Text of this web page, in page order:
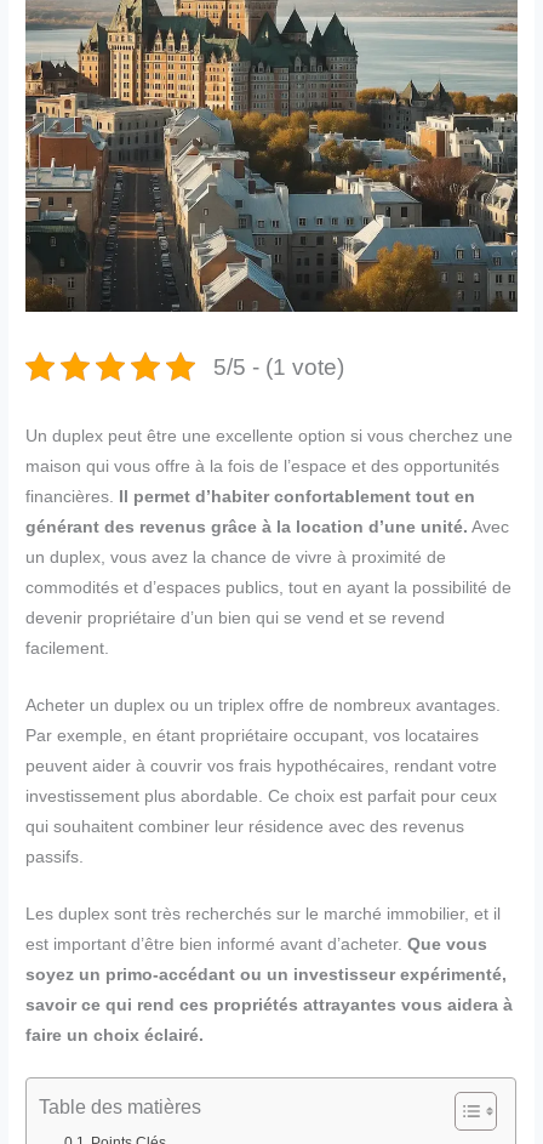
5/5 - (1 vote)
Un duplex peut être une excellente option si vous cherchez une
maison qui vous offre à la fois de l’espace et des opportunités
financières.
Il permet d’habiter confortablement tout en
générant des revenus grâce à la location d’une unité. Avec
un duplex, vous avez la chance de vivre à proximité de
commodités et d’espaces publics, tout en ayant la possibilité de
devenir propriétaire d’un bien qui se vend et se revend
facilement.
Acheter un duplex ou un triplex offre de nombreux avantages.
Par exemple, en étant propriétaire occupant, vos locataires
peuvent aider à couvrir vos frais hypothécaires, rendant votre
investissement plus abordable. Ce choix est parfait pour ceux
qui souhaitent combiner leur résidence avec des revenus
passifs.
Les duplex sont très recherchés sur le marché immobilier, et il
est important d’être bien informé avant d’acheter.Que vous
soyez un primo-accédant ou un investisseur expérimenté,
savoir ce qui rend ces propriétés attrayantes vous aidera à
faire un choix éclairé.
Table des matières